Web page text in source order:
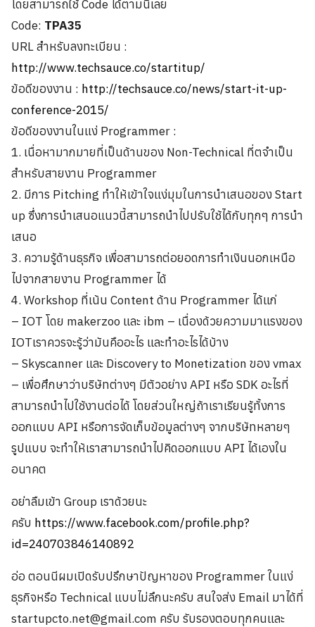
โดยสามารถใช้ Code ได้ตามนี้เลย
Code: TPA35
URL สำหรับลงทะเบียน :
http://www.techsauce.co/startitup/
ข้อดีของงาน : http://techsauce.co/news/start-it-up-
conference-2015/
ข้อดีของงานในแง่ Programmer :
1. เนื่อหามากมายที่เป็นด้านของ Non-Technical ที่ตจำเป็น
สำหรับสายงาน Programmer
2. มีการ Pitching ทำให้เข้าใจแง่มุมในการนำเสนอของ Start
up ซึ่งการนำเสนอแนวนี้สามารถนำไปปรับใช้ได้กับทุกๆ การนำ
เสนอ
3. ความรู้ด้านธุรกิจ เพื่อสามารถต่อยอดการทำเงินนอกเหนือ
ไปจากสายงาน Programmer ได้
4. Workshop ที่เน้น Content ด้าน Programmer ได้แก่
– IOT โดย makerzoo และ ibm – เนื่องด้วยความมาแรงของ
IOTเราควรจะรู้ว่ามันคืออะไร และทำอะไรได้บ้าง
– Skyscanner และ Discovery to Monetization ของ vmax
– เพื่อศึกษาว่าบริษัทต่างๆ มีตัวอย่าง API หรือ SDK อะไรที่
สามารถนำไปใช้งานต่อได้ โดยส่วนใหญ่ถ้าเราเรียนรู้ทั้งการ
ออกแบบ API หรือการจัดเก็บข้อมูลต่างๆ จากบริษัทหลายๆ
รูปแบบ จะทำให้เราสามารถนำไปคิดออกแบบ API ได้เองใน
อนาคต
อย่าลืมเข้า Group เราด้วยนะ
ครับ https://www.facebook.com/profile.php?
id=240703846140892
อ่อ ตอนนีผมเปิดรับปรึกษาปัญหาของ Programmer ในแง่
ธุรกิจหรือ Technical แบบไม่ลึกนะครับ สนใจส่ง Email มาได้ที่
startupcto.net@gmail.com ครับ รับรองตอบทุกคนและ